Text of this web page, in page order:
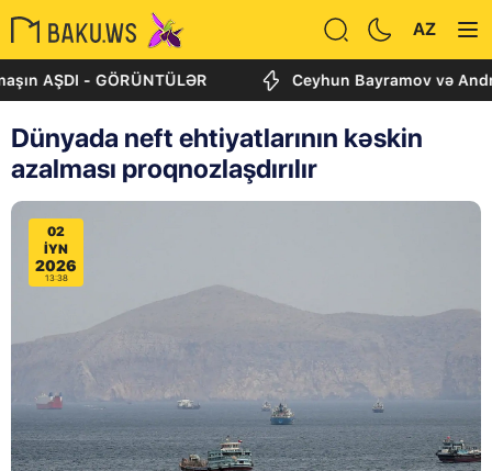
AZ
- GÖRÜNTÜLƏR Ceyhun Bayramov və Andrey
Dünyada neft ehtiyatlarının kəskin
azalması proqnozlaşdırılır
02
IYN
2026
13:38